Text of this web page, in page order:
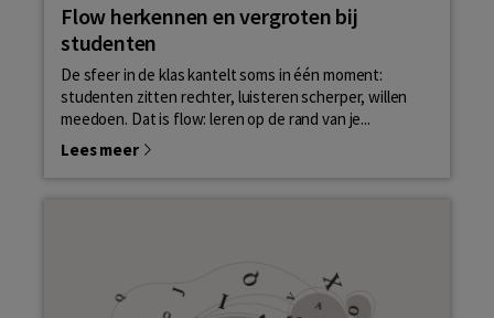
Flow herkennen en vergroten bij
studenten
De sfeer in de klas kantelt soms in één moment:
studenten zitten rechter, luisteren scherper, willen
meedoen. Dat is flow: leren op de rand van je...
Lees meer